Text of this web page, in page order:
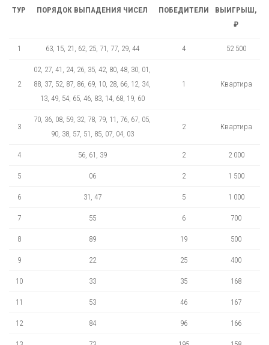
ТУР ПОРЯДОК ВЫПАДЕНИЯ ЧИСЕЛ ПОБЕДИТЕЛИ
ВЫИГРЫШ,
₽
1 63, 15, 21, 62, 25, 71, 77, 29, 44 4 52 500
2
02, 27, 41, 24, 26, 35, 42, 80, 48, 30, 01,
88, 37, 52, 87, 86, 69, 10, 28, 66, 12, 34,
13, 49, 54, 65, 46, 83, 14, 68, 19, 60
1 Квартира
3
70, 36, 08, 59, 32, 78, 79, 11, 76, 67, 05,
90, 38, 57, 51, 85, 07, 04, 03
2 Квартира
4 56, 61, 39 2 2 000
5 06 2 1 500
6 31, 47 5 1 000
7 55 6 700
8 89 19 500
9 22 25 400
10 33 35 168
11 53 46 167
12 84 96 166